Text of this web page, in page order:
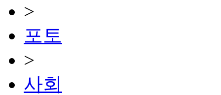
>
포토
>
사회